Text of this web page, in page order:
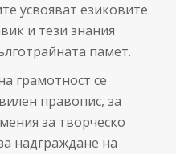
усвояват езиковите
и тези знания
памет.
грамотност се
правопис, за
за творческо
надграждане на